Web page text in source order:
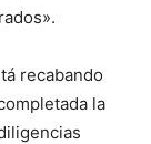
recabando
la